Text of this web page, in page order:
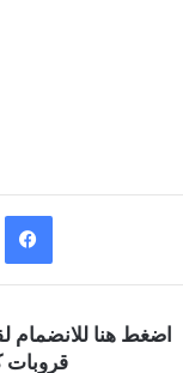
اضغط هنا
قروبات